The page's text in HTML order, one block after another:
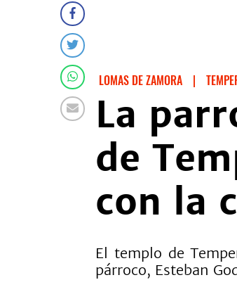
LOMAS DE ZAMORA |
La
de
con la
El templo de
párroco, Esteban